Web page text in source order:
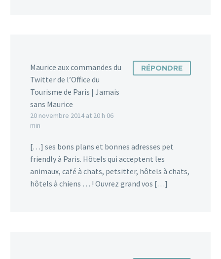
Maurice aux commandes du
Twitter de l’Office du
Tourisme de Paris | Jamais
sans Maurice
20 novembre 2014 at 20 h 06
min
RÉPONDRE
[…] ses bons plans et bonnes adresses pet
friendly à Paris. Hôtels qui acceptent les
animaux, café à chats, petsitter, hôtels à chats,
hôtels à chiens … ! Ouvrez grand vos […]